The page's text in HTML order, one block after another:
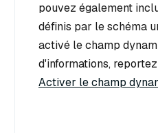
pouvez également
définis par le schéma
activé le champ
d'informations,
Activer le champ